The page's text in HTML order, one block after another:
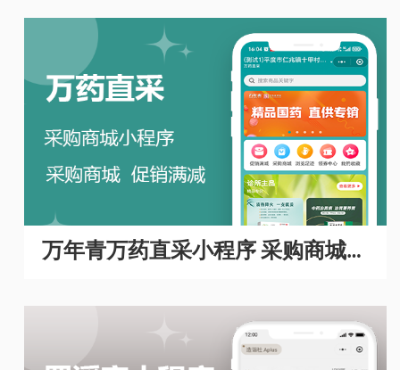
万年青万药直采小程序 采购商城A
PP开发